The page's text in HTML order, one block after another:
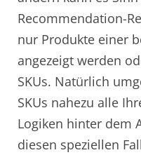
Recommendation-
nur Produkte einer
angezeigt werden
SKUs. Natürlich
SKUs nahezu alle
Logiken hinter dem
diesen speziellen